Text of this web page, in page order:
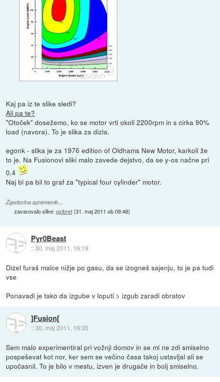
Kaj pa iz te slike sledi?
Ali pa te?
"Otoček" dosežemo, ko se motor vrti okoli 2200rpm in s cirka 90%
load (navora). To je slika za dizla.
egonk - slika je za 1976 edition of Oldhams New Motor, karkoli že
to je. Na Fusionovi sliki malo zavede dejstvo, da se y-os načne pri
0.4
Naj bi pa bil to graf za "typical four cylinder" motor.
Zgodovina sprememb…
zavarovalo slike:gzibret(31. maj 2011 ob 09:48)
Pyr0Beast
::30. maj 2011, 16:19
Dizel furaš malce nižje po gasu, da se izogneš sajenju, to je pa tudi
vse
Ponavadi je tako da izgube v loputi > izgub zaradi obratov
]Fusion[
::30. maj 2011, 16:35
Sem malo experimentiral pri vožnji domov in se mi ne zdi smiselno
pospeševat kot nor, ker sem se večino časa takoj ustavljal ali se
upočasnil. To je bilo v mestu, izven je drugače in bolj smiselno.